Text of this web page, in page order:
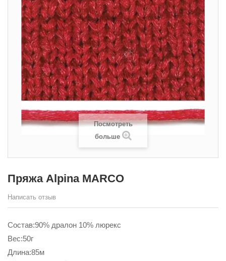
Посмотреть
больше
Пряжа Alpina MARCO
Написать отзыв
Состав:90% дралон 10% люрекс
Вес:50г
Длина:85м